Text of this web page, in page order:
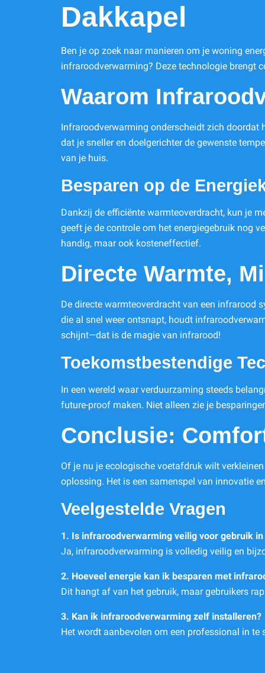
Dakkapel
Ben je op zoek naar manieren om je woning
infraroodverwarming? Deze technologie brengt
Waarom
Infraroodverwarming onderscheidt zich doordat
dat je sneller en doelgerichter de gewenste
van je huis.
Besparen op de
Dankzij de efficiënte warmteoverdracht, kun je
geeft je de controle om het energiegebruik nog
handig, maar ook kosteneffectief.
Directe Warmte,
De directe warmteoverdracht van een infrarood
die al snel weer ontsnapt, houdt
schijnt—dat is de magie van infrarood!
Toekomstbestendige
In een wereld waar verduurzaming steeds
future-proof maken. Niet alleen zie je
Conclusie:
Of je nu je ecologische voetafdruk wilt
oplossing. Het is een samenspel van innovatie
Veelgestelde Vragen
1. Is infraroodverwarming veilig voor gebruik in
Ja, infraroodverwarming is volledig veilig en
2. Hoeveel energie kan ik besparen met
Dit hangt af van het gebruik, maar gebruikers
3. Kan ik infraroodverwarming zelf installeren?
Het wordt aanbevolen om een professional in